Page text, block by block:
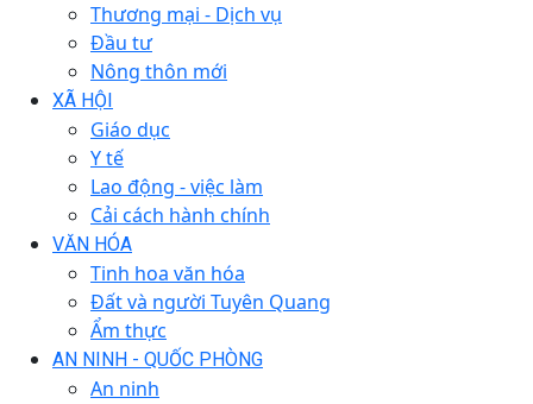
Thương mại - Dịch vụ
Đầu tư
Nông thôn mới
XÃ HỘI
Giáo dục
Y tế
Lao động - việc làm
Cải cách hành chính
VĂN HÓA
Tinh hoa văn hóa
Đất và người Tuyên Quang
Ẩm thực
AN NINH - QUỐC PHÒNG
An ninh